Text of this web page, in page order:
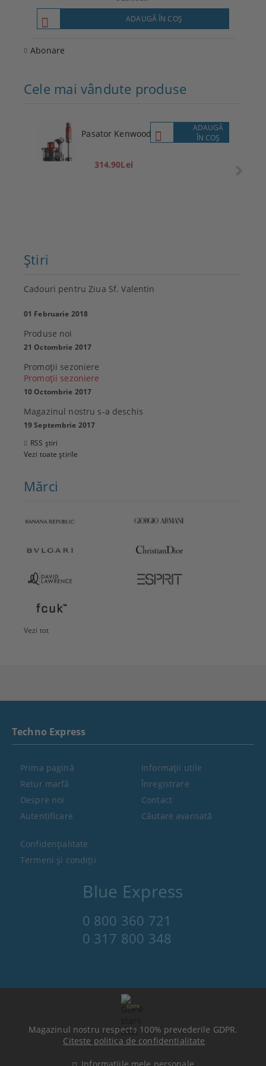
ADAUGĂ ÎN COŞ
Abonare
Cele mai vândute produse
Pasator Kenwood
314.90Lei
ADAUGĂ
ÎN COŞ
Ştiri
Cadouri pentru Ziua Sf. Valentin
01 Februarie 2018
Produse noi
21 Octombrie 2017
Promoţii sezoniere
Promoţii sezoniere
10 Octombrie 2017
Magazinul nostru s-a deschis
19 Septembrie 2017
RSS știri
Vezi toate știrile
Mărci
Vezi tot
Blue Express
0 800 360 721
0 317 800 348
Techno Express
Prima pagină
Retur marfă
Despre noi
Autentificare
Informaţii utile
Înregistrare
Contact
Căutare avansată
Confidenţialitate
Termeni şi condiţii
GDPR
Magazinul nostru respecta 100% prevederile GDPR.
Citeste politica de confidentialitate